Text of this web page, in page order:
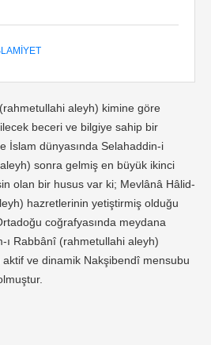
aleyh) kimine göre
beceri ve bilgiye sahip bir
İslam dünyasında Selahaddin-i
sonra gelmiş en büyük ikinci
olan bir husus var ki; Mevlânâ Hâlid-
hazretlerinin yetiştirmiş olduğu
coğrafyasında meydana
ı Rabbânî (rahmetullahi aleyh)
ve dinamik Nakşibendî mensubu